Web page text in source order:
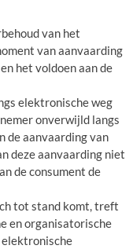
van het
van aanvaarding
het voldoen aan de
elektronische weg
onverwijld langs
de aanvaarding van
deze aanvaarding niet
de consument de
tot stand komt, treft
en organisatorische